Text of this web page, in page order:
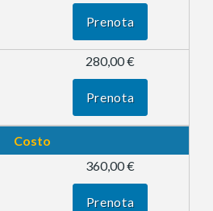
Prenota
280,00 €
Prenota
Costo
360,00 €
Prenota